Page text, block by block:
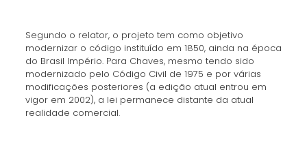
Segundo o relator, o projeto tem como objetivo
modernizar o código instituído em 1850, ainda na época
do Brasil Império. Para Chaves, mesmo tendo sido
modernizado pelo Código Civil de 1975 e por várias
modificações posteriores (a edição atual entrou em
vigor em 2002), a lei permanece distante da atual
realidade comercial.